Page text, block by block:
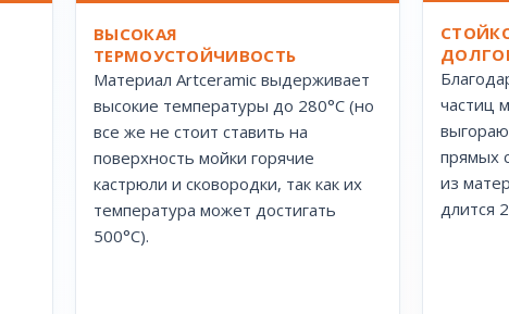
ВЫСОКАЯ
ТЕРМОУСТОЙЧИВОСТЬ
Материал Artceramic выдерживает
высокие температуры до 280°С (но
все же не стоит ставить на
поверхность мойки горячие
кастрюли и сковородки, так как их
температура может достигать
500°С).
частиц
прямых
из
длится